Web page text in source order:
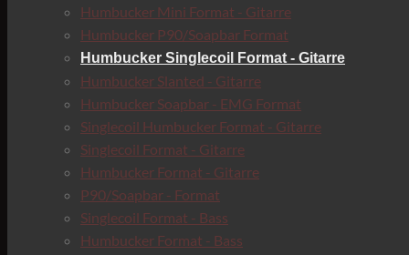
Humbucker Mini Format - Gitarre
Humbucker P90/Soapbar Format
Humbucker Singlecoil Format - Gitarre
Humbucker Slanted - Gitarre
Humbucker Soapbar - EMG Format
Singlecoil Humbucker Format - Gitarre
Singlecoil Format - Gitarre
Humbucker Format - Gitarre
P90/Soapbar - Format
Singlecoil Format - Bass
Humbucker Format - Bass